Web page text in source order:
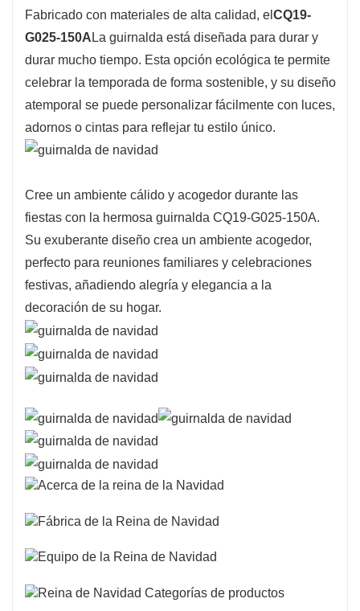
Fabricado con materiales de alta calidad, el CQ19-
G025-150A La guirnalda está diseñada para durar y
durar mucho tiempo. Esta opción ecológica te permite
celebrar la temporada de forma sostenible, y su diseño
atemporal se puede personalizar fácilmente con luces,
adornos o cintas para reflejar tu estilo único.
Cree un ambiente cálido y acogedor durante las
fiestas con la hermosa guirnalda CQ19-G025-150A.
Su exuberante diseño crea un ambiente acogedor,
perfecto para reuniones familiares y celebraciones
festivas, añadiendo alegría y elegancia a la
decoración de su hogar.